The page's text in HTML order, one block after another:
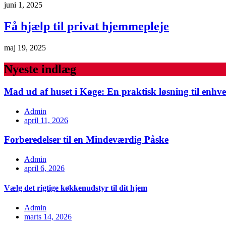
juni 1, 2025
Få hjælp til privat hjemmepleje
maj 19, 2025
Nyeste indlæg
Mad ud af huset i Køge: En praktisk løsning til
Admin
april 11, 2026
Forberedelser til en Mindeværdig Påske
Admin
april 6, 2026
Vælg det rigtige køkkenudstyr til dit hjem
Admin
marts 14, 2026